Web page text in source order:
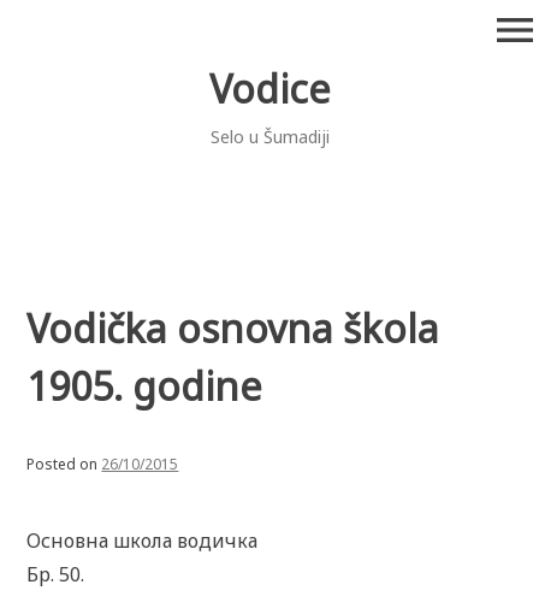
Vodice
Selo u Šumadiji
menu
Vodička osnovna škola
1905. godine
Posted on 26/10/2015
Основна школа водичка
Бр. 50.